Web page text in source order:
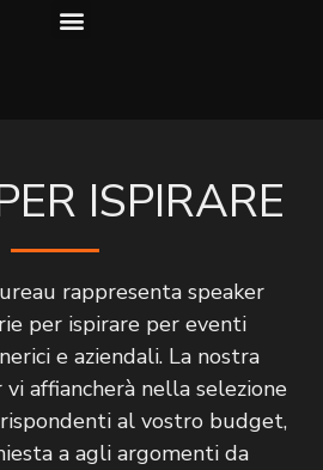
ISPIRARE
rappresenta speaker
per ispirare per eventi
e aziendali. La nostra
vi affiancherà nella selezione
al vostro budget,
a agli argomenti da